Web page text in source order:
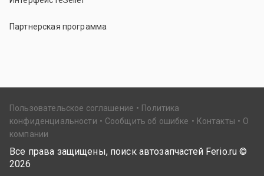
Партнерская программа
Пользовательское соглашение
Политика
конфиденциальности
Сообщить об ошибке Контакты
О
компании
Все права защищены, поиск автозапчастей Ferio.ru ©
2026